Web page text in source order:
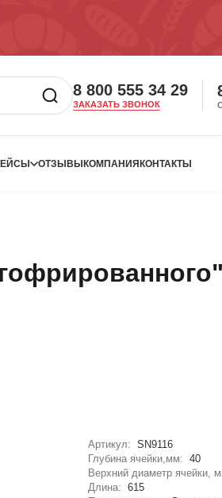
8 800 555 34 29
ЗАКАЗАТЬ ЗВОНОК
ОТЗЫВЫ КОМПАНИЯ КОНТАКТЫ
Артикул:
SN9116
Глубина ячейки,мм:
40
Верхний диаметр ячейки,
Длина:
615